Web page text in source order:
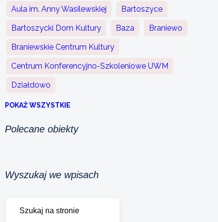
Aula im. Anny Wasilewskiej Bartoszyce
Bartoszycki Dom Kultury Baza Braniewo
Braniewskie Centrum Kultury
Centrum Konferencyjno-Szkoleniowe UWM
Działdowo
POKAŻ WSZYSTKIE
Polecane obiekty
Wyszukaj we wpisach